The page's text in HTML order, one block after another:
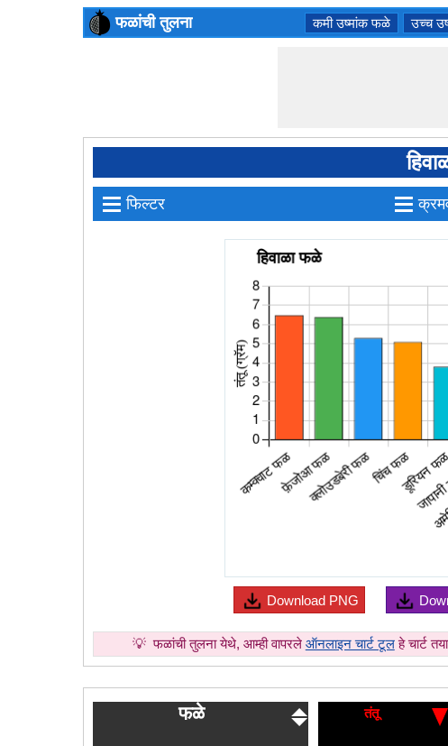
फळांची तुलना कमी उष्मांक फळे उच्च
≡ फिल्टर ≡
Download PNG
💡 फळांची तुलना येथे, आम्ही वापरले ऑनलाइन चार्ट टूलहे चार्ट
फळे तंतू